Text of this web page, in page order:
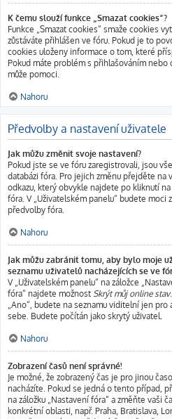
K čemu slouží funkce „Smazat cookies“?
Funkce „Smazat cookies“ smaže cookies
zůstáváte přihlášen ve fóru. Pokud je to
cookies uloženy informace o tom, které
Pokud máte problém s přihlašováním nebo
může pomoci.
Nahoru
Předvolby a nastavení uživatele
Jak můžu změnit svoje nastavení?
Pokud jste se ve fóru zaregistrovali, jsou
databázi fóra. Pro jejich změnu přejděte na
odkazu, který obvykle najdete po kliknutí
fóra. V „Uživatelském panelu“ budete moci
předvolby fóra.
Nahoru
Jak můžu zabránit tomu, aby bylo moje
seznamu uživatelů nacházejících se ve
V „Uživatelském panelu“ na záložce
fóra“ najdete možnost Skrýt můj online stav
„Ano“, budete na seznamu viditelní jen
sebe. Budete počítán jako skrytý uživatel.
Nahoru
Zobrazení časů není správné!
Je možné, že zobrazený čas je pro jinou
nacházíte. Pokud se jedná o tento případ,
na záložku „Nastavení fóra“ a změňte vaši
konkrétní oblasti, např. Praha, Bratislava,